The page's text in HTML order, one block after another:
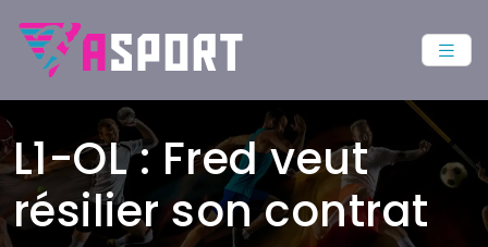
L1-OL : Fred veut
résilier son contrat